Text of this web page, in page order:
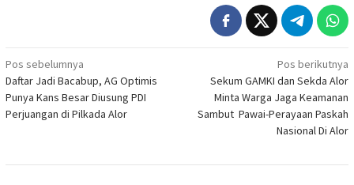
Navigasi
pos
Pos sebelumnya
Daftar Jadi Bacabup, AG Optimis
Punya Kans Besar Diusung PDI
Perjuangan di Pilkada Alor
Pos berikutnya
Sekum GAMKI dan Sekda Alor
Minta Warga Jaga Keamanan
Sambut Pawai-Perayaan Paskah
Nasional Di Alor